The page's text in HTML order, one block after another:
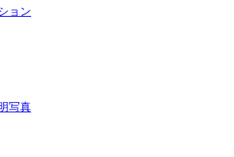
ョン
写真